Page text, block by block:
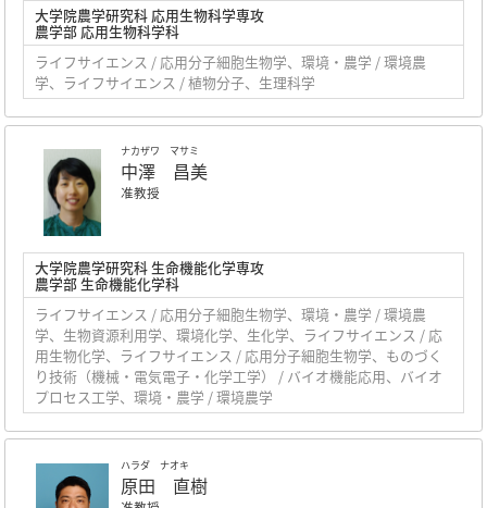
大学院農学研究科 応用生物科学専攻
農学部 応用生物科学科
ライフサイエンス / 応用分子細胞生物学、環境・農学 / 環境農
学、ライフサイエンス / 植物分子、生理科学
ナカザワ マサミ
中澤 昌美
准教授
大学院農学研究科 生命機能化学専攻
農学部 生命機能化学科
ライフサイエンス / 応用分子細胞生物学、環境・農学 / 環境農
学、生物資源利用学、環境化学、生化学、ライフサイエンス / 応
用生物化学、ライフサイエンス / 応用分子細胞生物学、ものづく
り技術（機械・電気電子・化学工学） / バイオ機能応用、バイオ
プロセス工学、環境・農学 / 環境農学
ハラダ ナオキ
原田 直樹